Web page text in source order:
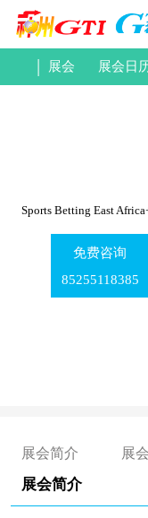
| 展会 展会日
Sports Betting East
免费咨询
85255118385
展会简介 展
展会简介